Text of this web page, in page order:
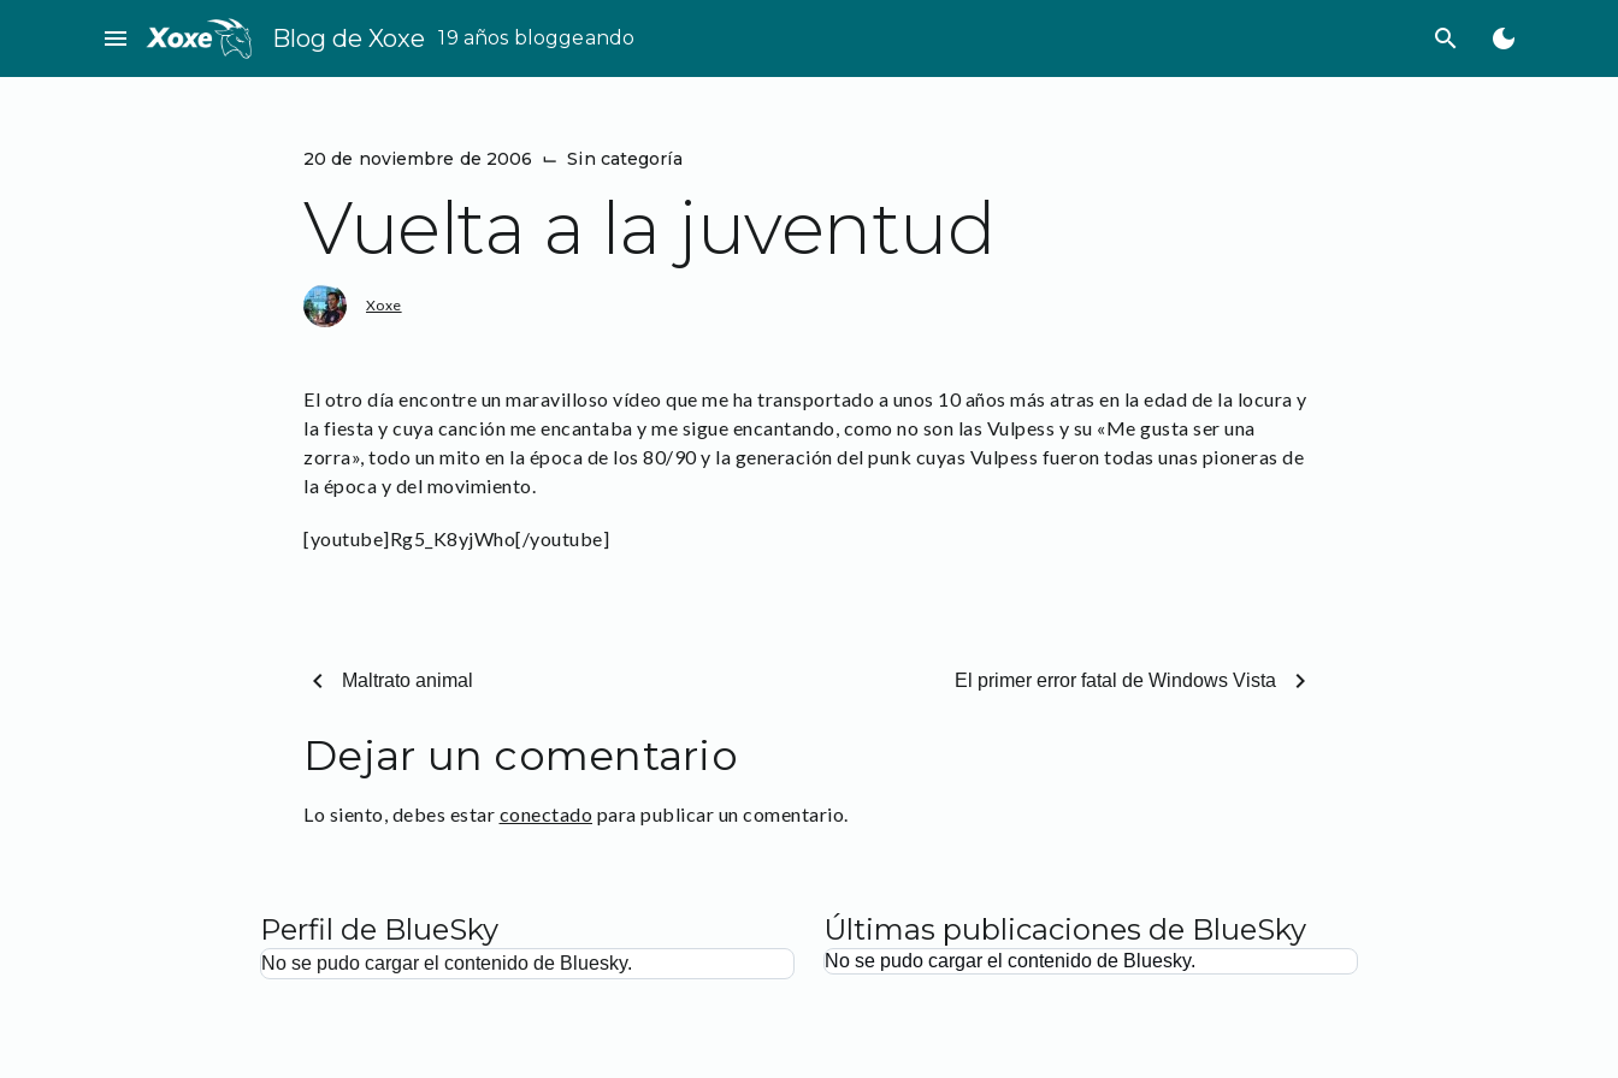
menu Blog de Xoxe 19 años bloggeando search dark_mode
20 de noviembre de 2006 ⌙ Sin categoría
Vuelta a la juventud
Xoxe
El otro día encontre un maravilloso vídeo que me ha transportado a unos 10 años más atras en la edad de la locura y
la fiesta y cuya canción me encantaba y me sigue encantando, como no son las Vulpess y su «Me gusta ser una
zorra», todo un mito en la época de los 80/90 y la generación del punk cuyas Vulpess fueron todas unas pioneras de
la época y del movimiento.
[youtube]Rg5_K8yjWho[/youtube]
chevron_left Maltrato animal El primer error fatal de Windows Vista chevron_right
Dejar un comentario
Lo siento, debes estar conectado para publicar un comentario.
Perfil de BlueSky
No se pudo cargar el contenido de Bluesky.
Últimas publicaciones de BlueSky
No se pudo cargar el contenido de Bluesky.